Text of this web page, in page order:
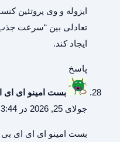
ایزوله و وی پروتئین
تعادلی بین “سرعت
ایجاد کند.
پاسخ
بست امینو ای ای
جولای 25, 2026 در 3:44 ب.ظ
بست امینو ای ای ای